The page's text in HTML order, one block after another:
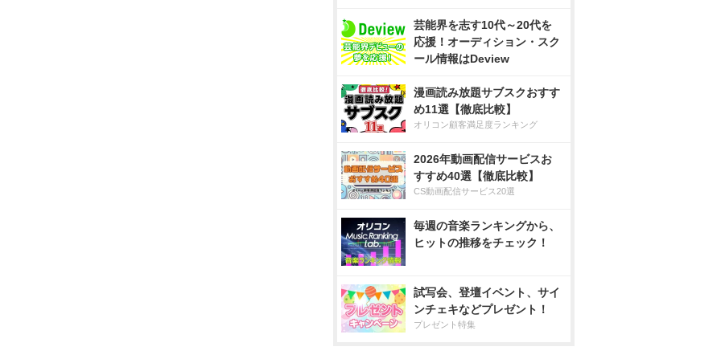
芸能界を志す10代～20代を
応援！オーディション・スク
ール情報はDeview
漫画読み放題サブスクおすす
め11選【徹底比較】
オリコン顧客満足度ランキング
2026年動画配信サービスお
すすめ40選【徹底比較】
CS動画配信サービス20選
毎週の音楽ランキングから、
ヒットの推移をチェック！
試写会、登壇イベント、サイ
ンチェキなどプレゼント！
プレゼント特集